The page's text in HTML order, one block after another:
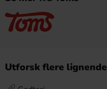
Utforsk flere lignende